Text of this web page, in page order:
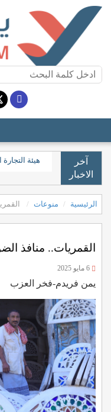
آخر
الاخبار
هيئة
الرئيسية منوعات
القمريات.. منافذ
يمن فريدم-فخر العزب